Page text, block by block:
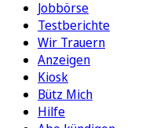
Jobbörse
Testberichte
Wir Trauern
Anzeigen
Kiosk
Bütz Mich
Hilfe